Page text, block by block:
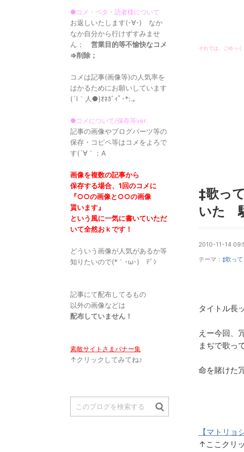
それでは、ごゆっ
‡歌っ
いた
2010-11-14
テーマ： ‡歌っ
タイトル長
えー今回、
まぢで歌っ
命を賭けた
【マトリョ
↑ここクリ
●コメ・ペタ・読者様について
お返しいたします(･∀･) なか
なか自分から行けずすみませ
ん； 営業目的等不愉快なコメ
⇒削除；
コメは記事(画像等)の人気率を
はかるためにお願いしています
(´I｀人●)ｵﾈｶﾞｨﾟ･*:.｡
●コメについて/保存等ver.
記事の画像やブログパーツ等の
保存・コピペ等はコメをよろで
す(´∀｀；A
画像を複数の記事から
保存する場合、1回のコメに
『○○の画像と○○の画像
貰います』
という風に一気に書いていただ
いて全然おｋです！
どういう画像が人気があるか等
知りたいので(*｀･ω･)ゞﾃﾞｼ
記事にて配布してるもの
以外の画像などは
配布していません！
素敵サイトさまバナー集
↑クリックしてみてね♪